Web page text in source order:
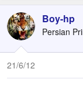
Boy-hp
Persian
21/6/12